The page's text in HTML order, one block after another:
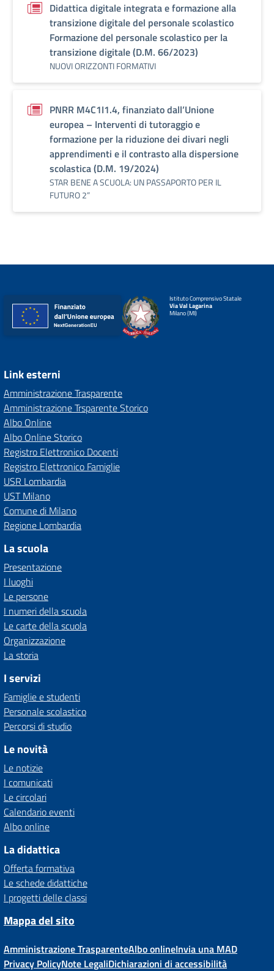
Didattica digitale integrata e formazione alla
transizione digitale del personale scolastico
Formazione del personale scolastico per la
transizione digitale (D.M. 66/2023)
NUOVI ORIZZONTI FORMATIVI
PNRR M4C1I1.4, finanziato dall’Unione
europea – Interventi di tutoraggio e
formazione per la riduzione dei divari negli
apprendimenti e il contrasto alla dispersione
scolastica (D.M. 19/2024)
STAR BENE A SCUOLA: UN PASSAPORTO PER IL
FUTURO 2”
Istituto Comprensivo Statale
Via Val Lagarina
Milano (MI)
Link esterni
Amministrazione Trasparente
Amministrazione Trsparente Storico
Albo Online
Albo Online Storico
Registro Elettronico Docenti
Registro Elettronico Famiglie
USR Lombardia
UST Milano
Comune di Milano
Regione Lombardia
La scuola
Presentazione
I luoghi
Le persone
I numeri della scuola
Le carte della scuola
Organizzazione
La storia
I servizi
Famiglie e studenti
Personale scolastico
Percorsi di studio
Le novità
Le notizie
I comunicati
Le circolari
Calendario eventi
Albo online
La didattica
Offerta formativa
Le schede didattiche
I progetti delle classi
Mappa del sito
Amministrazione TrasparenteAlbo onlineInvia una MAD
Privacy PolicyNote LegaliDichiarazioni di accessibilità